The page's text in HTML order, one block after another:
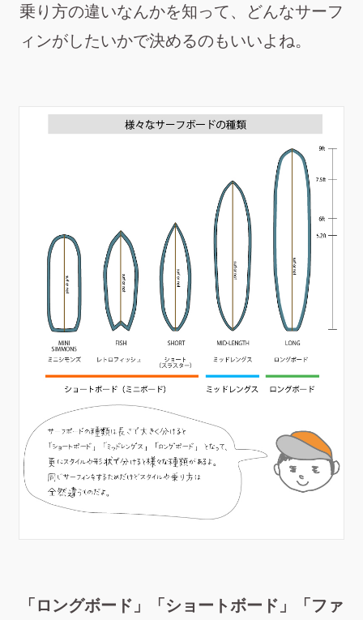
乗り方の違いなんかを知って、どんなサーフ
ィンがしたいかで決めるのもいいよね。
「ロングボード」「ショートボード」「ファ